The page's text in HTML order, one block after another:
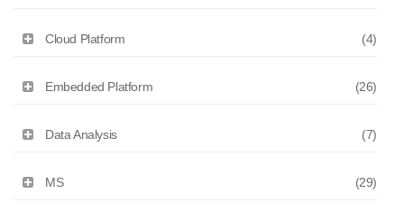
Cloud Platform (4)
Embedded Platform (26)
Data Analysis (7)
MS (29)